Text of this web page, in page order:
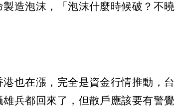
造泡沫，「泡沫什麼時候破？不曉
也在漲，完全是資金行情推動，台
兵都回來了，但散戶應該要有警覺